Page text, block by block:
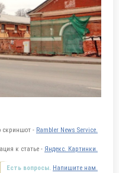
скриншот - Rambler News Service.
к статье - Яндекс. Картинки.
Есть вопросы. Напишите нам.